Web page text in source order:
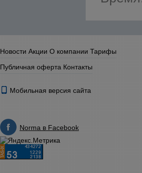
Новости Акции О компании Тарифы
Публичная оферта Контакты
Мобильная версия сайта
Norma в Facebook